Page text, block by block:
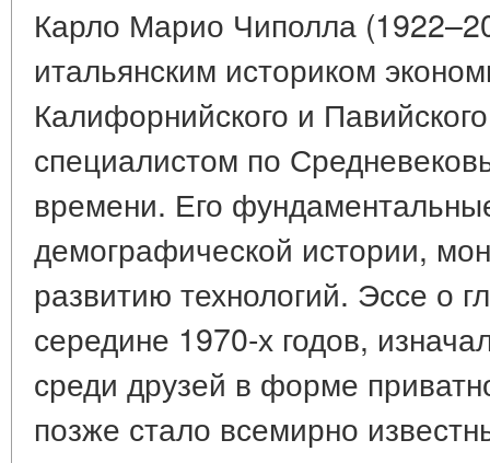
Карло Марио Чиполла
итальянским историком
Калифорнийского и
специалистом по
времени. Его
демографической истории,
развитию технологий. Эссе о
середине 1970-х годов,
среди друзей в форме
позже стало всемирно